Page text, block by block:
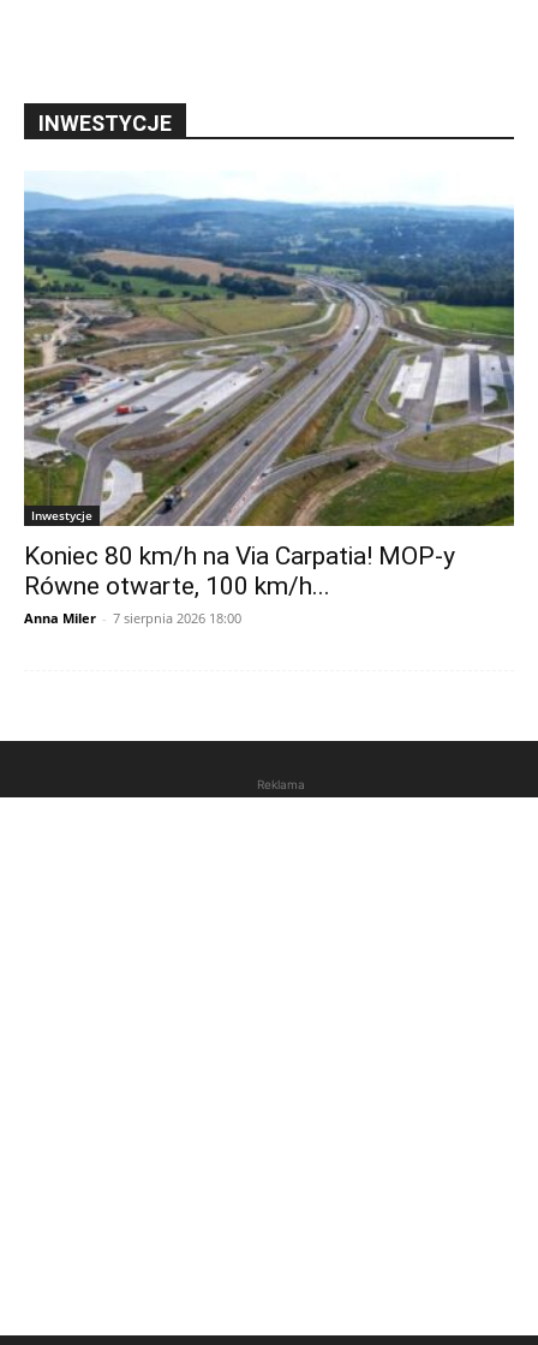
INWESTYCJE
Inwestycje
Koniec 80 km/h na Via Carpatia! MOP-y
Równe otwarte, 100 km/h...
Anna Miler - 7 sierpnia 2026 18:00
Reklama